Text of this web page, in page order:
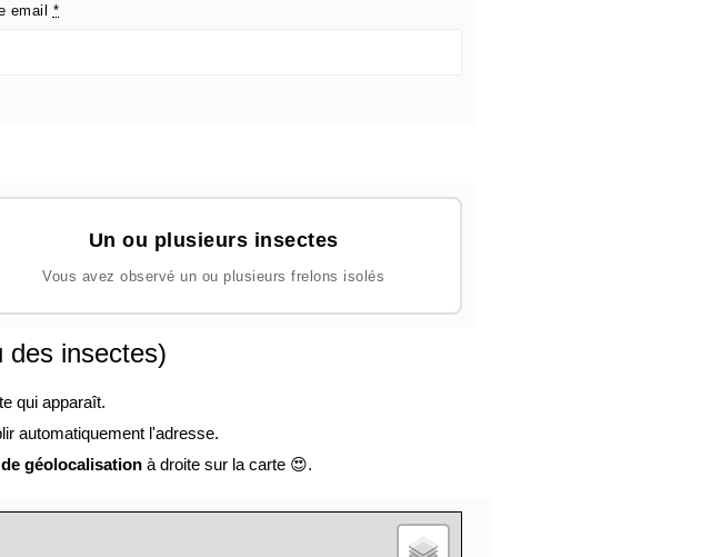
email *
Un ou plusieurs insectes
Vous avez observé un ou plusieurs frelons isolés
des insectes)
qui apparaît.
automatiquement l'adresse.
géolocalisation à droite sur la carte 😍.